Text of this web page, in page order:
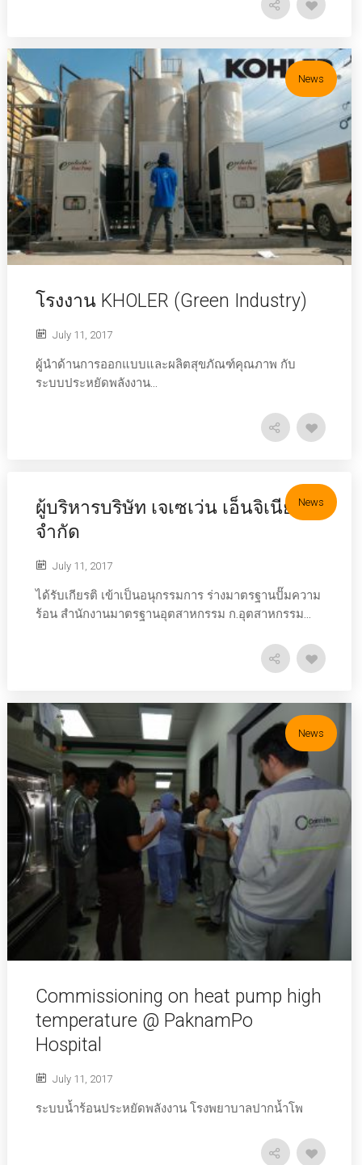
News
โรงงาน KHOLER (Green Industry)
July 11, 2017
ผู้นำด้านการออกแบบและผลิตสุขภัณฑ์คุณภาพ กับ
ระบบประหยัดพลังงาน...
News
ผู้บริหารบริษัท เจเซเว่น เอ็นจิเนียริ่ง
จำกัด
July 11, 2017
ได้รับเกียรติ เข้าเป็นอนุกรรมการ ร่างมาตรฐานปั๊มความ
ร้อน สำนักงานมาตรฐานอุตสาหกรรม ก.อุตสาหกรรม...
News
Commissioning on heat pump high
temperature @ PaknamPo
Hospital
July 11, 2017
ระบบน้ำร้อนประหยัดพลังงาน โรงพยาบาลปากน้ำโพ